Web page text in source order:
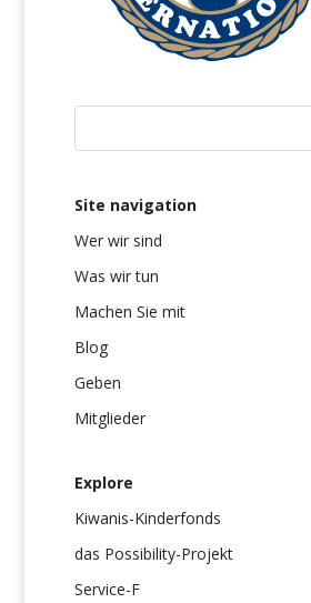
Site navigation
Wer wir sind
Was wir tun
Machen Sie mit
Blog
Geben
Mitglieder
Explore
Kiwanis-Kinderfonds
das Possibility-Projekt
Service-F